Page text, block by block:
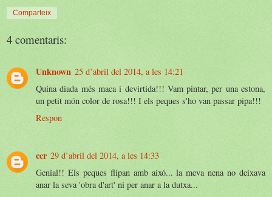
Comparteix
4 comentaris:
Unknown 25 d’abril del 2014, a les 14:21
Quina diada més maca i devirtida!!! Vam pintar, per una estona,
un petit món color de rosa!!! I els peques s'ho van passar pipa!!!
Respon
ccr 29 d’abril del 2014, a les 14:33
Genial!! Els peques flipan amb aixó... la meva nena no deixava
anar la seva 'obra d'art' ni per anar a la dutxa...